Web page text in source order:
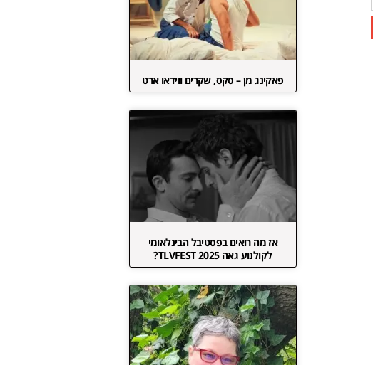
פאקינג מן – סקס, שקרים ווידאו ארט
אז מה רואים בפסטיבל הבינלאומי
לקולנוע גאה TLVFEST 2025?